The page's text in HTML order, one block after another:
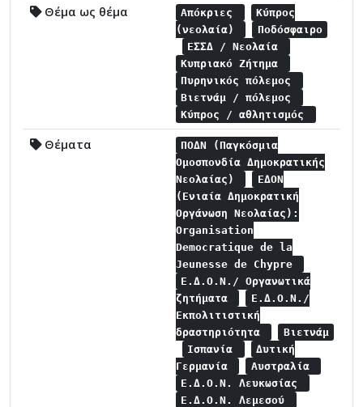
Θέμα ως θέμα Απόκριες
Κύπρος
(νεολαία)
Ποδόσφαιρο
ΕΣΣΔ / Νεολαία
Κυπριακό Ζήτημα
Πυρηνικός πόλεμος
Βιετνάμ / πόλεμος
Κύπρος / αθλητισμός
Θέματα
ΠΟΔΝ (Παγκόσμια
Ομοσπονδία Δημοκρατικής
Νεολαίας)
ΕΔΟΝ
(Ενιαία Δημοκρατική
Οργάνωση Νεολαίας):
Organisation
Democratique de la
Jeunesse de Chypre
Ε.Δ.Ο.Ν./ Οργανωτικά
ζητήματα
Ε.Δ.Ο.Ν./
Εκπολιτιστική
δραστηριότητα
Βιετνάμ
Ισπανία
Δυτική
Γερμανία
Αυστραλία
Ε.Δ.Ο.Ν. Λευκωσίας
Ε.Δ.Ο.Ν. Λεμεσού